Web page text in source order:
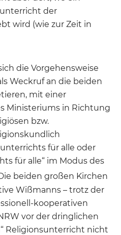
der
wird (wie zur Zeit in
die Vorgehensweise
Weckruf an die beiden
mit einer
Ministeriums in Richtung
bzw.
für alle oder
für alle“ im Modus des
beiden großen Kirchen
Wißmanns – trotz der
kooperativen
vor der dringlichen
Religionsunterricht nicht